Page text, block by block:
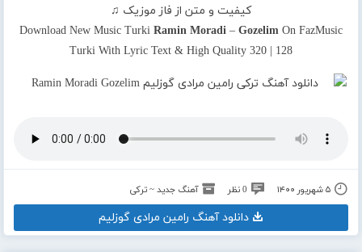
کیفیت و متن از فاز موزیک ♫
Download New Music Turki Ramin Moradi – Gozelim On FazMusic
Turki With Lyric Text & High Quality 320 | 128
۵ شهریور ۱۴۰۰ 0 نظر آهنگ جدید ~ ترکی
دانلود آهنگ رامین مرادی گوزلیم